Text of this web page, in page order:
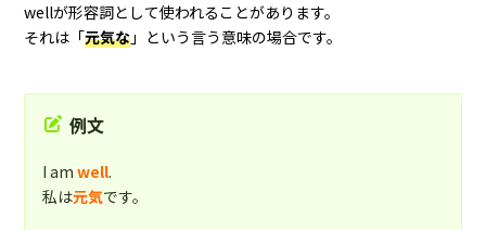
wellが形容詞として使われることがあります。
それは「元気な 」という言う意味の場合です。
例文
I amwell.
私は元気です。